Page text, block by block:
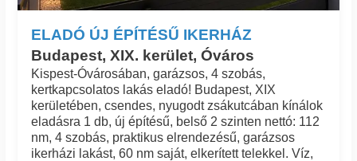
ELADÓ ÚJ ÉPÍTÉSŰ IKERHÁZ
Budapest, XIX. kerület, Óváros
Kispest-Óvárosában, garázsos, 4 szobás,
kertkapcsolatos lakás eladó! Budapest, XIX
kerületében, csendes, nyugodt zsákutcában kínálok
eladásra 1 db, új építésű, belső 2 szinten nettó: 112
nm, 4 szobás, praktikus elrendezésű, garázsos
ikerházi lakást, 60 nm saját, elkerített telekkel. Víz,